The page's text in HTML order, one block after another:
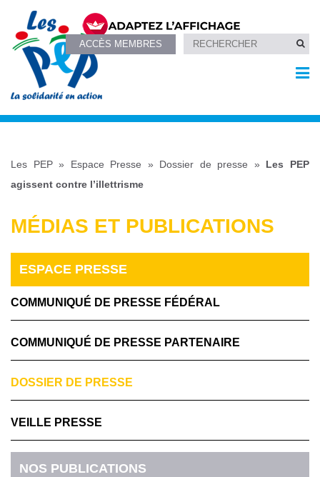
ACCÈS MEMBRES
Les PEP» Espace Presse » Dossier de presse » Les PEP
agissent contre l’illettrisme
MÉDIAS ET PUBLICATIONS
ESPACE PRESSE
COMMUNIQUÉ DE PRESSE FÉDÉRAL
COMMUNIQUÉ DE PRESSE PARTENAIRE
DOSSIER DE PRESSE
VEILLE PRESSE
NOS PUBLICATIONS